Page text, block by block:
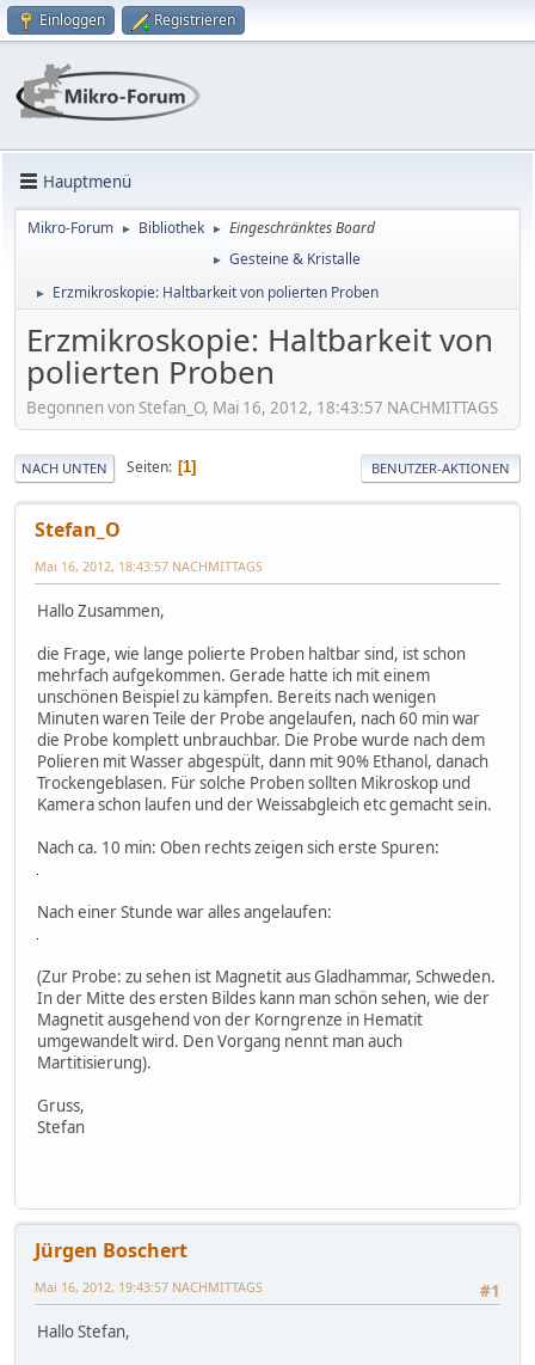
Einloggen Registrieren
Hauptmenü
Mikro-Forum ► Bibliothek ► Eingeschränktes Board
► Gesteine & Kristalle
► Erzmikroskopie: Haltbarkeit von polierten Proben
Erzmikroskopie: Haltbarkeit von
polierten Proben
Begonnen von Stefan_O, Mai 16, 2012, 18:43:57 NACHMITTAGS
NACH UNTEN Seiten 1 BENUTZER-AKTIONEN
Stefan_O
Mai 16, 2012, 18:43:57 NACHMITTAGS
Hallo Zusammen,
die Frage, wie lange polierte Proben haltbar sind, ist schon
mehrfach aufgekommen. Gerade hatte ich mit einem
unschönen Beispiel zu kämpfen. Bereits nach wenigen
Minuten waren Teile der Probe angelaufen, nach 60 min war
die Probe komplett unbrauchbar. Die Probe wurde nach dem
Polieren mit Wasser abgespült, dann mit 90% Ethanol, danach
Trockengeblasen. Für solche Proben sollten Mikroskop und
Kamera schon laufen und der Weissabgleich etc gemacht sein.
Nach ca. 10 min: Oben rechts zeigen sich erste Spuren:
Nach einer Stunde war alles angelaufen:
(Zur Probe: zu sehen ist Magnetit aus Gladhammar, Schweden.
In der Mitte des ersten Bildes kann man schön sehen, wie der
Magnetit ausgehend von der Korngrenze in Hematit
umgewandelt wird. Den Vorgang nennt man auch
Martitisierung).
Gruss,
Stefan
Jürgen Boschert
#1
Mai 16, 2012, 19:43:57 NACHMITTAGS
Hallo Stefan,